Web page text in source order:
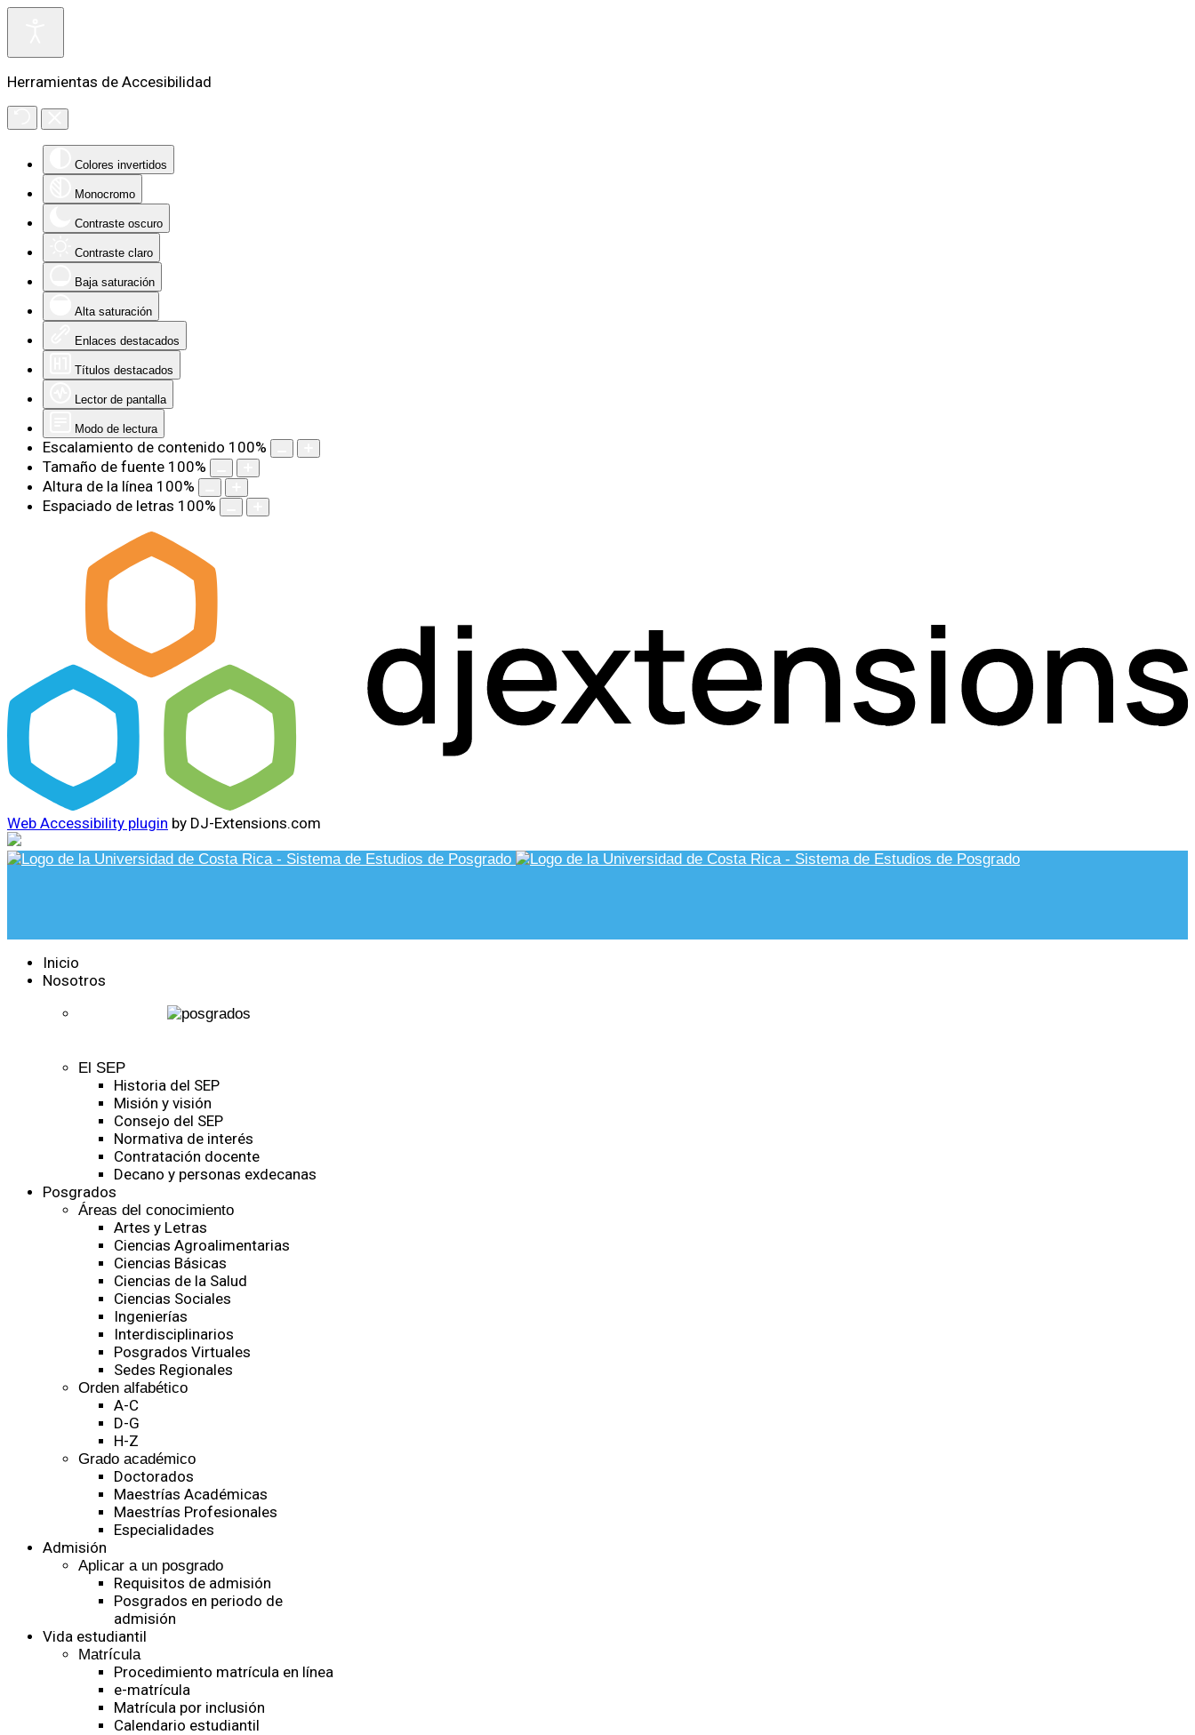
Herramientas de Accesibilidad
Colores invertidos
Monocromo
Contraste oscuro
Contraste claro
Baja saturación
Alta saturación
Enlaces destacados
Títulos destacados
Lector de pantalla
Modo de lectura
Escalamiento de contenido 100%
Tamaño de fuente 100%
Altura de la línea 100%
Espaciado de letras 100%
Web Accessibility plugin by DJ-Extensions.com
Inicio
Nosotros
El SEP
Historia del SEP
Misión y visión
Consejo del SEP
Normativa de interés
Contratación docente
Decano y personas exdecanas
Posgrados
Áreas del conocimiento
Artes y Letras
Ciencias Agroalimentarias
Ciencias Básicas
Ciencias de la Salud
Ciencias Sociales
Ingenierías
Interdisciplinarios
Posgrados Virtuales
Sedes Regionales
Orden alfabético
A-C
D-G
H-Z
Grado académico
Doctorados
Maestrías Académicas
Maestrías Profesionales
Especialidades
Admisión
Aplicar a un posgrado
Requisitos de admisión
Posgrados en periodo de
admisión
Vida estudiantil
Matrícula
Procedimiento matrícula en línea
e-matrícula
Matrícula por inclusión
Calendario estudiantil